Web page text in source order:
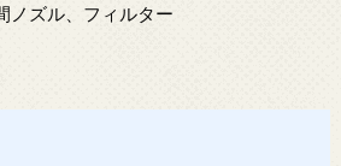
ノズル、フィルター